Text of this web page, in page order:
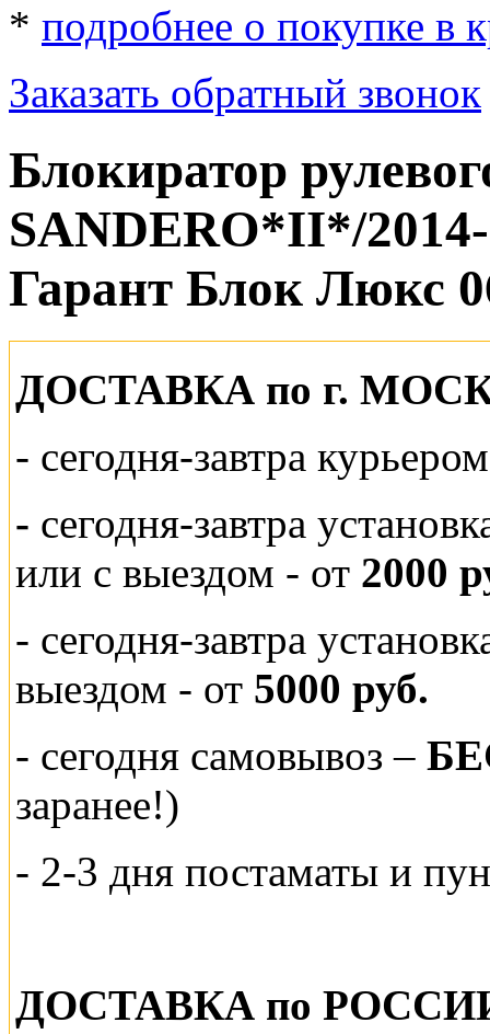
* подробнее о покупке в
Заказать обратный звонок
Блокиратор
SANDERO*II*/
Гарант Блок Люкс
ДОСТАВКА по г.
- сегодня-завтра
- сегодня-завтра
или с выездом - от 2000
- сегодня-завтра
выездом - от 5000 руб.
- сегодня самовывоз –
заранее!)
- 2-3 дня постаматы и
ДОСТАВКА по